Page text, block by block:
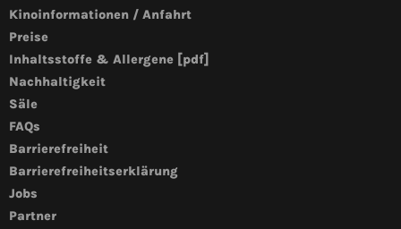
Kinoinformationen / Anfahrt
Preise
Inhaltsstoffe & Allergene [pdf]
Nachhaltigkeit
Säle
FAQs
Barrierefreiheit
Barrierefreiheitserklärung
Jobs
Partner